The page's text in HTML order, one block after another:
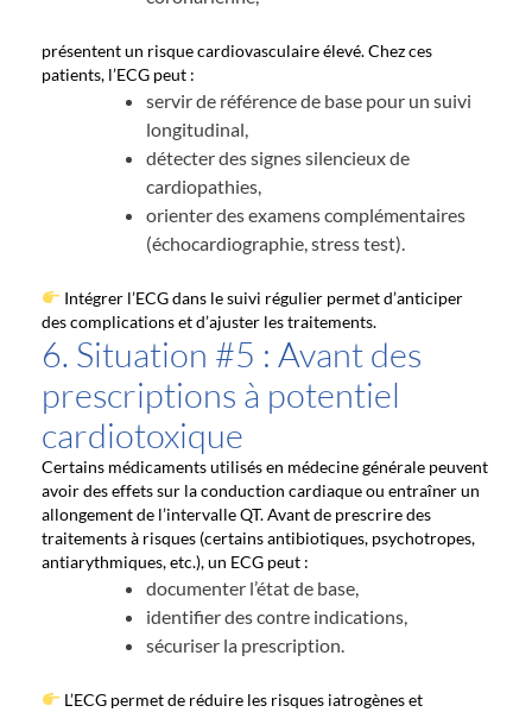
présentent un risque cardiovasculaire élevé. Chez ces
patients, l’ECG peut :
servir de référence de base pour un suivi
longitudinal,
détecter des signes silencieux de
cardiopathies,
orienter des examens complémentaires
(échocardiographie, stress test).
Intégrer l’ECG dans le suivi régulier permet d’anticiper
des complications et d’ajuster les traitements.
6. Situation #5 : Avant des
prescriptions à potentiel
cardiotoxique
Certains médicaments utilisés en médecine générale peuvent
avoir des effets sur la conduction cardiaque ou entraîner un
allongement de l’intervalle QT. Avant de prescrire des
traitements à risques (certains antibiotiques, psychotropes,
antiarythmiques, etc.), un ECG peut :
documenter l’état de base,
identifier des contre indications,
sécuriser la prescription.
L’ECG permet de réduire les risques iatrogènes et